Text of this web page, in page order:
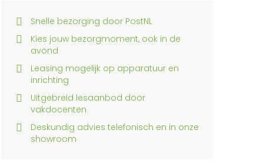
Snelle bezorging door PostNL
Kies jouw bezorgmoment, ook in de
avond
Leasing mogelijk op apparatuur en
inrichting
Uitgebreid lesaanbod door
vakdocenten
Deskundig advies telefonisch en in onze
showroom